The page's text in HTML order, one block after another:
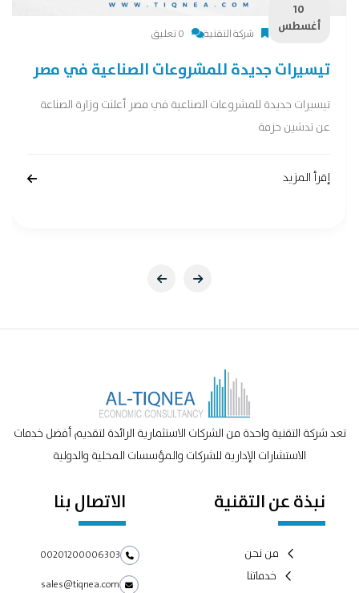
10
أغسطس
شركة التقنية 0 تعليق
تيسيرات جديدة للمشروعات الصناعية في مصر
تيسيرات جديدة للمشروعات الصناعية في مصر أعلنت وزارة الصناعة
عن تدشين حزمة
إقرأ المزيد
تعد شركة التقنية واحدة من الشركات الاستثمارية الرائدة لتقديم أفضل خدمات
الاستشارات الإدارية للشركات والمؤسسات المحلية والدولية
نبذة عن التقنية
من نحن
خدماتنا
الاتصال بنا
00201200006303
sales@tiqnea.com